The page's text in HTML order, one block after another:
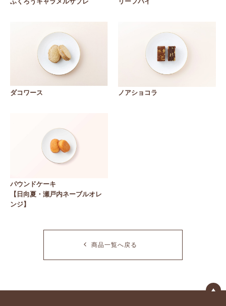
ダコワース ノアショコラ
パウンドケーキ
【日向夏・瀬戸内ネーブルオレ
ンジ】
商品一覧へ戻る